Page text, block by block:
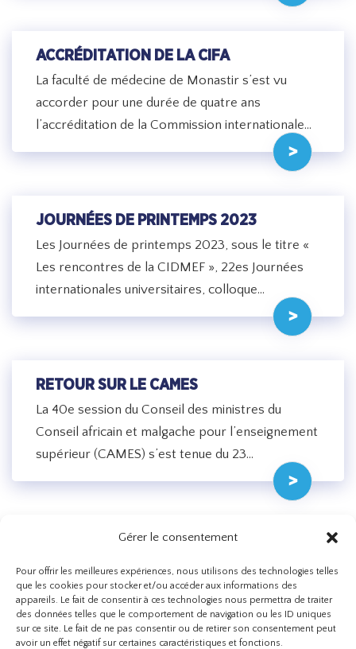
Gérer le consentement
Pour offrir les meilleures expériences, nous utilisons des technologies telles
que les cookies pour stocker et/ou accéder aux informations des
appareils. Le fait de consentir à ces technologies nous permettra de traiter
des données telles que le comportement de navigation ou les ID uniques
sur ce site. Le fait de ne pas consentir ou de retirer son consentement peut
avoir un effet négatif sur certaines caractéristiques et fonctions.
ACCRÉDITATION DE LA CIFA
La faculté de médecine de Monastir s’est vu
accorder pour une durée de quatre ans
l’accréditation de la Commission internationale…
JOURNÉES DE PRINTEMPS 2023
Les Journées de printemps 2023, sous le titre «
Les rencontres de la CIDMEF », 22es Journées
internationales universitaires, colloque…
RETOUR SUR LE CAMES
La 40e session du Conseil des ministres du
Conseil africain et malgache pour l’enseignement
supérieur (CAMES) s’est tenue du 23…